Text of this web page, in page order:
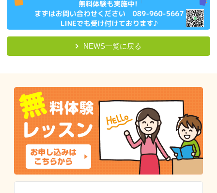
NEWS一覧に戻る